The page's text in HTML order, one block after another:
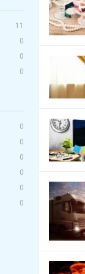
2211
0
0
0
0
0
0
0
0
0